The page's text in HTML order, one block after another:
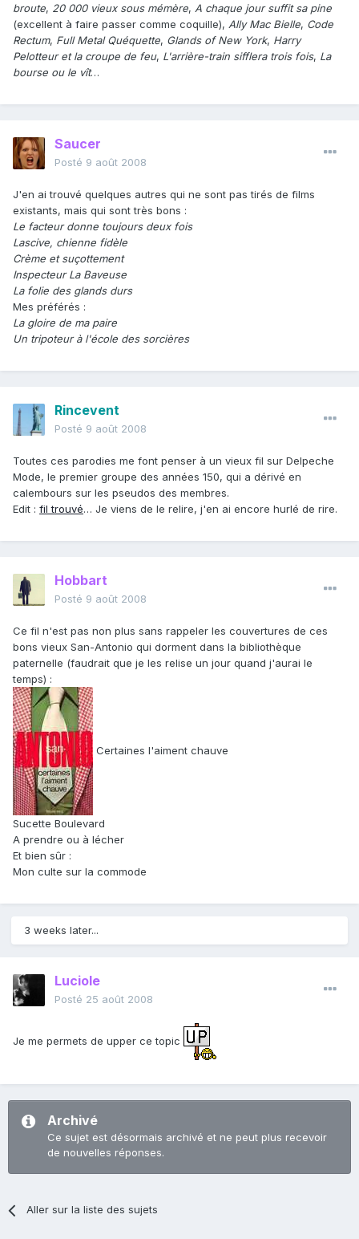
broute, 20 000 vieux sous mémère, A chaque jour suffit sa pine
(excellent à faire passer comme coquille), Ally Mac Bielle, Code
Rectum, Full Metal Quéquette, Glands of New York, Harry
Pelotteur et la croupe de feu, L'arrière-train sifflera trois fois, La
bourse ou le vît…
Saucer
Posté 9 août 2008
J'en ai trouvé quelques autres qui ne sont pas tirés de films
existants, mais qui sont très bons :
Le facteur donne toujours deux fois
Lascive, chienne fidèle
Crème et suçottement
Inspecteur La Baveuse
La folie des glands durs
Mes préférés :
La gloire de ma paire
Un tripoteur à l'école des sorcières
Rincevent
Posté 9 août 2008
Toutes ces parodies me font penser à un vieux fil sur Delpeche
Mode, le premier groupe des années 150, qui a dérivé en
calembours sur les pseudos des membres.
Edit : fil trouvé… Je viens de le relire, j'en ai encore hurlé de rire.
Hobbart
Posté 9 août 2008
Ce fil n'est pas non plus sans rappeler les couvertures de ces
bons vieux San-Antonio qui dorment dans la bibliothèque
paternelle (faudrait que je les relise un jour quand j'aurai le
temps) :
Certaines l'aiment chauve
Sucette Boulevard
A prendre ou à lécher
Et bien sûr :
Mon culte sur la commode
3 weeks later...
Luciole
Posté 25 août 2008
Je me permets de upper ce topic
Archivé
Ce sujet est désormais archivé et ne peut plus recevoir
de nouvelles réponses.
Aller sur la liste des sujets